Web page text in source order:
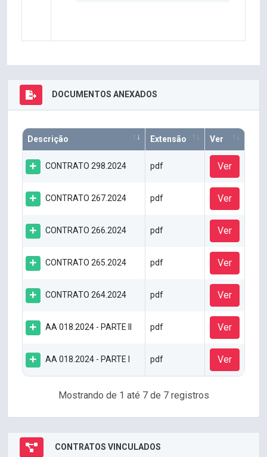
DOCUMENTOS ANEXADOS
Descrição Extensão Ver
CONTRATO 298.2024 pdf Ver
CONTRATO 267.2024 pdf Ver
CONTRATO 266.2024 pdf Ver
CONTRATO 265.2024 pdf Ver
CONTRATO 264.2024 pdf Ver
AA 018.2024 - PARTE II pdf Ver
AA 018.2024 - PARTE I pdf Ver
Mostrando de 1 até 7 de 7 registros
CONTRATOS VINCULADOS